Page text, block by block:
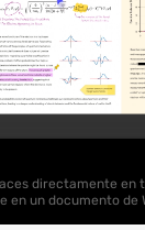
directamente en
en un documento de